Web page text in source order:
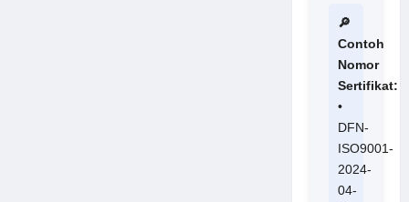
🔎
Contoh
Nomor
Sertifikat:
•
DFN-
ISO9001-
2024-
04-